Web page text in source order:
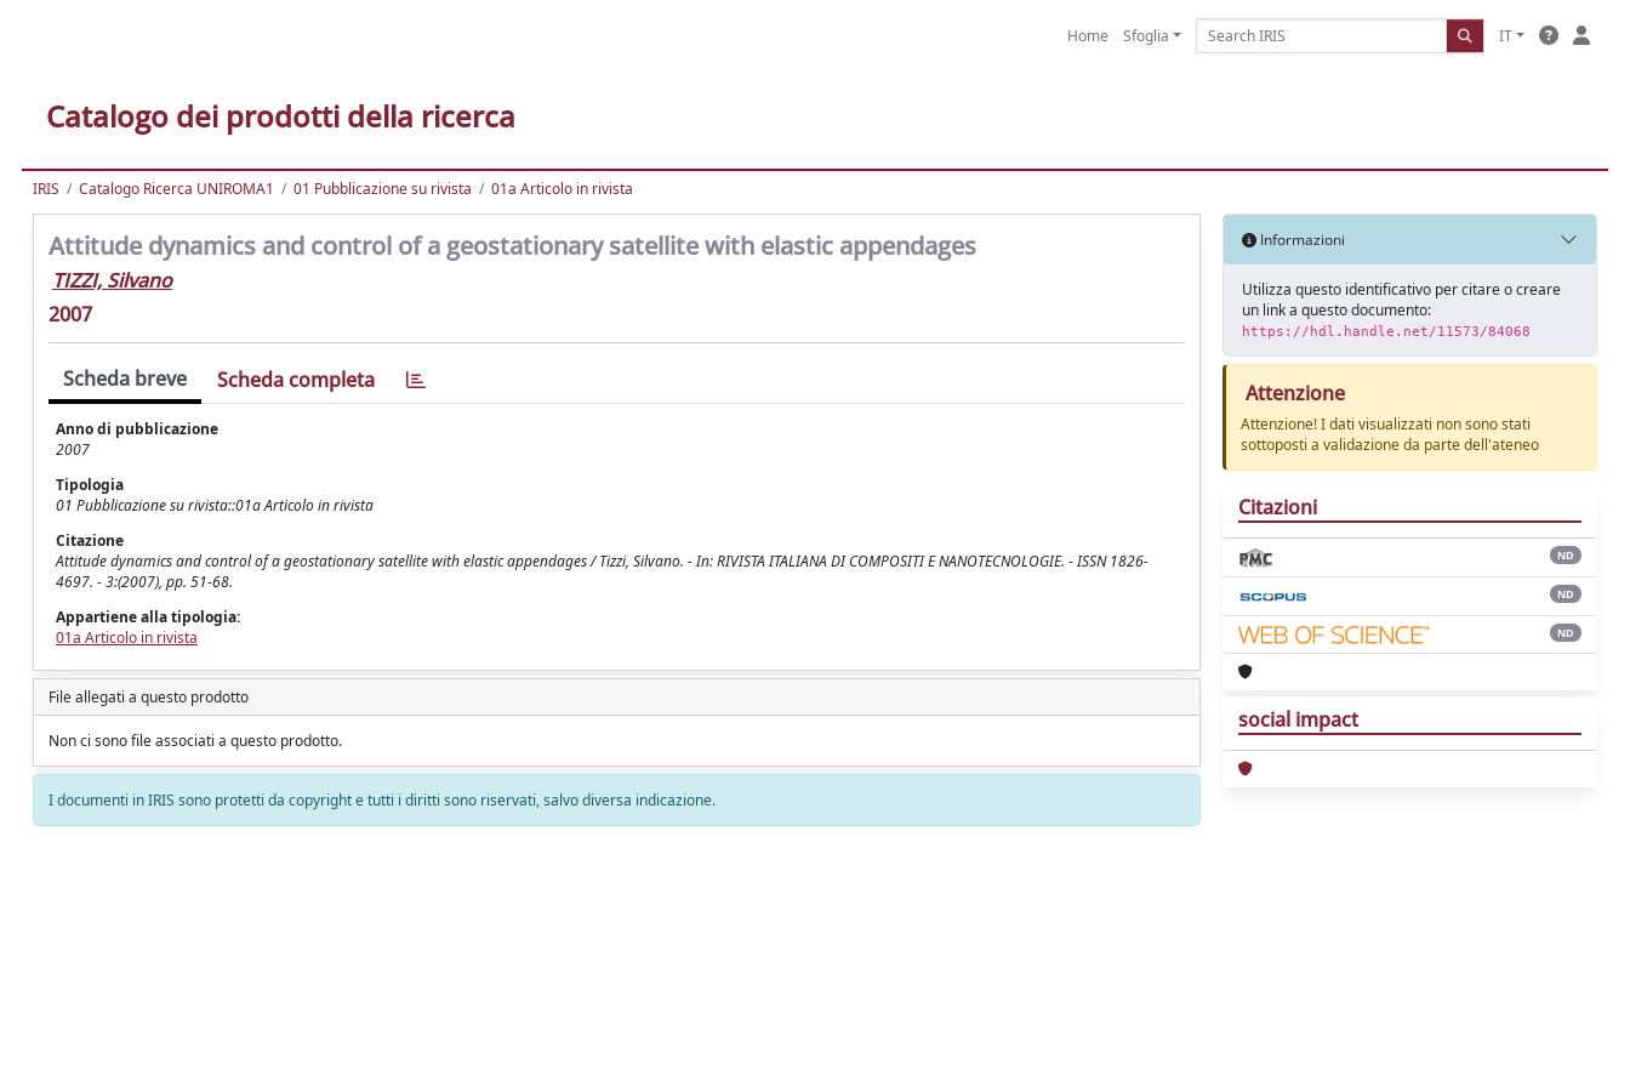
Home Sfoglia IT
Catalogo dei prodotti della ricerca
IRIS Catalogo Ricerca UNIROMA1 01 Pubblicazione su rivista 01a Articolo in rivista
Attitude dynamics and control of a geostationary satellite with elastic appendages
TIZZI, Silvano
2007
Scheda breve Scheda completa
Anno di pubblicazione
2007
Tipologia
01 Pubblicazione su rivista::01a Articolo in rivista
Citazione
Attitude dynamics and control of a geostationary satellite with elastic appendages / Tizzi, Silvano. - In: RIVISTA ITALIANA DI COMPOSITI E NANOTECNOLOGIE. - ISSN 1826-
4697. - 3:(2007), pp. 51-68.
Appartiene alla tipologia:
01a Articolo in rivista
File allegati a questo prodotto
Non ci sono file associati a questo prodotto.
I documenti in IRIS sono protetti da copyright e tutti i diritti sono riservati, salvo diversa indicazione.
Informazioni
Utilizza questo identificativo per citare o creare
un link a questo documento:
https://hdl.handle.net/11573/84068
Attenzione
Attenzione! I dati visualizzati non sono stati
sottoposti a validazione da parte dell'ateneo
Citazioni
ND
ND
ND
social impact